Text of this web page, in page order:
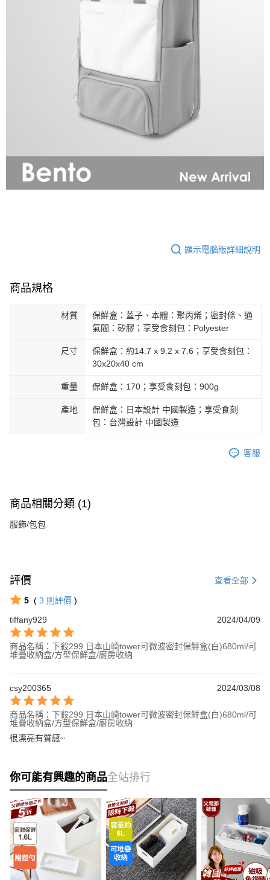
顯示電腦版詳細說明
商品規格
材質
保鮮盒：蓋子、本體：聚丙烯；密封條、通
氣閥：矽膠；享受食刻包：Polyester
尺寸
保鮮盒：約14.7 x 9.2 x 7.6；享受食刻包：
30x20x40 cm
重量 保鮮盒：170；享受食刻包：900g
產地
保鮮盒：日本設計 中國製造；享受食刻
包：台灣設計 中國製造
客服
商品相關分類 (1)
服飾/包包
評價 查看全部
5 ( 3 則評價 )
tiffany929
2024/04/09
商品名稱：下殺299 日本山崎tower可微波密封保鮮盒(白)680ml/可
堆疊收納盒/方型保鮮盒/廚房收納
csy200365 2024/03/08
商品名稱：下殺299 日本山崎tower可微波密封保鮮盒(白)680ml/可
堆疊收納盒/方型保鮮盒/廚房收納
很漂亮有質感~
你可能有興趣的商品全站排行